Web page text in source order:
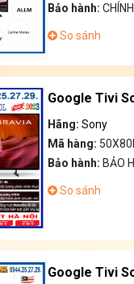
Bảo hành:
So sánh
Google Tivi
Hãng: Sony
Mã hàng:
Bảo hành: BẢO
So sánh
Google Tivi